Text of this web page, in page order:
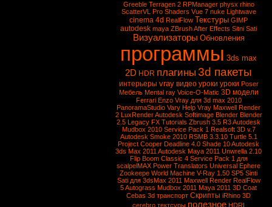
Greeble Terragen 2 RPManager physx rhino
ScatterVL Pro Shaders Vue 7 nuke Lightwave
cinema 4d RealFlow Текстуры GIMP
autodesk maya ZBrushAfter Effects Sitni Sati
Визуализаторы Обновления
программы 3ds max
2D HDR плагины 3d пакеты
интерьеры vray видео уроки уроки Poser
Мебель Mental ray Voice-O-Matic 3D модели
Ferrari Enzo Vray для 3d max 2010
PanoramaStudio Vary Help Vray Maxwell Render
2 LuxRender Autodesk Softimage Blender Blender
2.5 Legacy FX Tutorials Zbrush 3.5 R3Autodesk
Mudbox 2010 Service Pack 1 Realsoft 3D v.7
Autodesk Smoke 2010 RSMB 3.3.10 Turtle 5.1
Project Cooper Deadline 4.0 Shade 10Autodesk
3ds Max 2011 Autodesk Maya 2011 Unwrella 2.10
Flip Boom Classic 4 Service Pack 1 для
scalpelMAX Power Translators Universal Ephere
Zookeepe World Machine V-Ray 1.50 SP5 Sinti
Sati для 3dsMax 2011 Maxwell Render RealFlow
5Autograss Mudbox 2011 Maya 2011 3D Coat
Cebas 3d транспорт Скрипты iRhino 3D
cerebro тектсуры полезное HDRI